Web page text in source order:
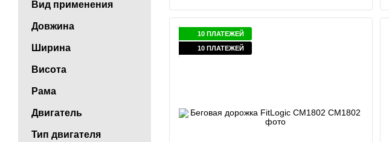
10 ПЛАТЕЖЕЙ
10 ПЛАТЕЖЕЙ
Вид применения
Довжина
Ширина
Висота
Рама
Двигатель
Тип двигателя